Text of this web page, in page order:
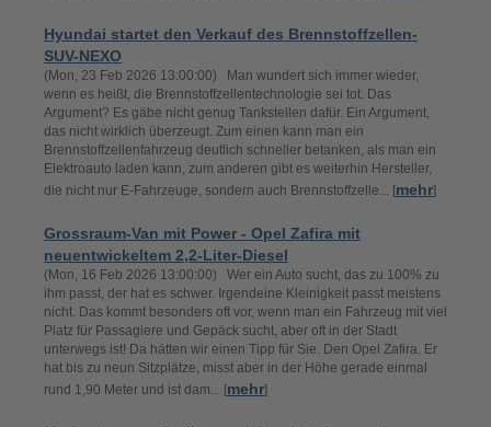
Hyundai startet den Verkauf des Brennstoffzellen-
SUV-NEXO
(Mon, 23 Feb 2026 13:00:00) Man wundert sich immer wieder,
wenn es heißt, die Brennstoffzellentechnologie sei tot. Das
Argument? Es gäbe nicht genug Tankstellen dafür. Ein Argument,
das nicht wirklich überzeugt. Zum einen kann man ein
Brennstoffzellenfahrzeug deutlich schneller betanken, als man ein
Elektroauto laden kann, zum anderen gibt es weiterhin Hersteller,
die nicht nur E-Fahrzeuge, sondern auch Brennstoffzelle... [mehr]
Grossraum-Van mit Power - Opel Zafira mit
neuentwickeltem 2,2-Liter-Diesel
(Mon, 16 Feb 2026 13:00:00) Wer ein Auto sucht, das zu 100% zu
ihm passt, der hat es schwer. Irgendeine Kleinigkeit passt meistens
nicht. Das kommt besonders oft vor, wenn man ein Fahrzeug mit viel
Platz für Passagiere und Gepäck sucht, aber oft in der Stadt
unterwegs ist! Da hätten wir einen Tipp für Sie. Den Opel Zafira. Er
hat bis zu neun Sitzplätze, misst aber in der Höhe gerade einmal
rund 1,90 Meter und ist dam... [mehr]